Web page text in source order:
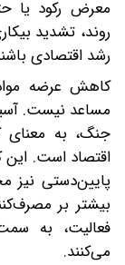
معرض رکود یا
روند، تشدید
رشد اقتصادی
کاهش عرضه
مساعد نیست.
جنگ، به
اقتصاد است. این
پایین‌دستی نیز
بیشتر بر
فعالیت، به
می‌کنند.